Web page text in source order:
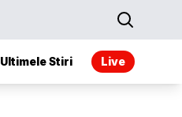
Ultimele Stiri Live